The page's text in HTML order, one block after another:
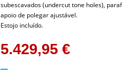
subescavados (undercut tone holes),
apoio de polegar ajustável.
Estojo incluído.
5.429,95 €